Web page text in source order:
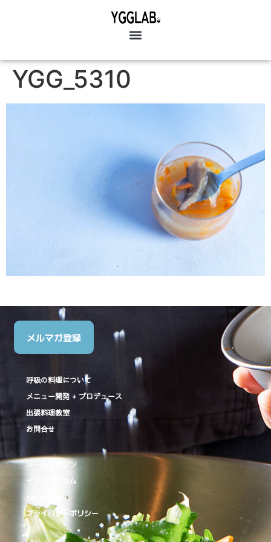
YGG_5310
メルマガ登録
呼吸の料理について
メニュー開発 + プロデュース
出張料理教室
お問合せ
メールマガジン
インスタグラム
facebook
プライバシーポリシー